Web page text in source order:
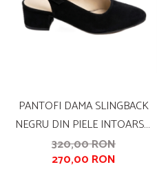
PANTOFI DAMA SLINGBACK
NEGRU DIN PIELE INTOARSA,
VARF PATRAT, TOC 4 CM
320,00 RON
270,00 RON